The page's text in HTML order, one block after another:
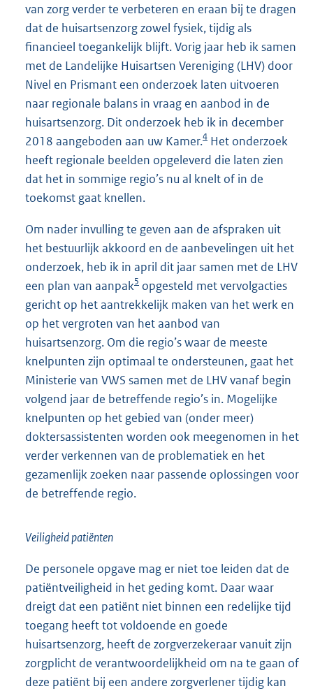
van zorg verder te verbeteren en eraan bij te dragen
dat de huisartsenzorg zowel fysiek, tijdig als
financieel toegankelijk blijft. Vorig jaar heb ik samen
met de Landelijke Huisartsen Vereniging (LHV) door
Nivel en Prismant een onderzoek laten uitvoeren
naar regionale balans in vraag en aanbod in de
huisartsenzorg. Dit onderzoek heb ik in december
2018 aangeboden aan uw Kamer.4 Het onderzoek
heeft regionale beelden opgeleverd die laten zien
dat het in sommige regio’s nu al knelt of in de
toekomst gaat knellen.
Om nader invulling te geven aan de afspraken uit
het bestuurlijk akkoord en de aanbevelingen uit het
onderzoek, heb ik in april dit jaar samen met de LHV
een plan van aanpak5 opgesteld met vervolgacties
gericht op het aantrekkelijk maken van het werk en
op het vergroten van het aanbod van
huisartsenzorg. Om die regio’s waar de meeste
knelpunten zijn optimaal te ondersteunen, gaat het
Ministerie van VWS samen met de LHV vanaf begin
volgend jaar de betreffende regio’s in. Mogelijke
knelpunten op het gebied van (onder meer)
doktersassistenten worden ook meegenomen in het
verder verkennen van de problematiek en het
gezamenlijk zoeken naar passende oplossingen voor
de betreffende regio.
Veiligheid patiënten
De personele opgave mag er niet toe leiden dat de
patiëntveiligheid in het geding komt. Daar waar
dreigt dat een patiënt niet binnen een redelijke tijd
toegang heeft tot voldoende en goede
huisartsenzorg, heeft de zorgverzekeraar vanuit zijn
zorgplicht de verantwoordelijkheid om na te gaan of
deze patiënt bij een andere zorgverlener tijdig kan